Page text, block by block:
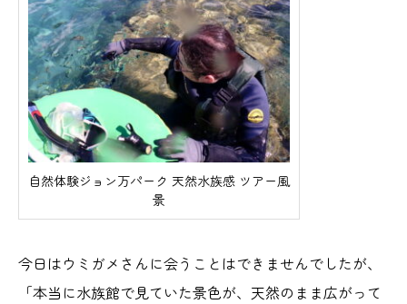
自然体験ジョン万パーク 天然水族感 ツアー風
景
今日はウミガメさんに会うことはできませんでしたが、
「本当に水族館で見ていた景色が、天然のまま広がって